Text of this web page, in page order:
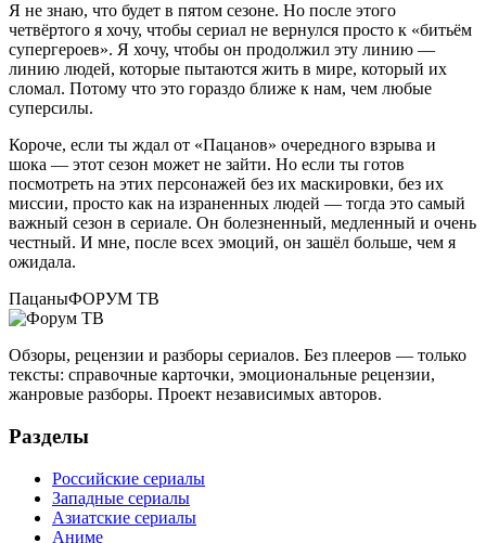
Я не знаю, что будет в пятом сезоне. Но после этого
четвёртого я хочу, чтобы сериал не вернулся просто к «битьём
супергероев». Я хочу, чтобы он продолжил эту линию —
линию людей, которые пытаются жить в мире, который их
сломал. Потому что это гораздо ближе к нам, чем любые
суперсилы.
Короче, если ты ждал от «Пацанов» очередного взрыва и
шока — этот сезон может не зайти. Но если ты готов
посмотреть на этих персонажей без их маскировки, без их
миссии, просто как на израненных людей — тогда это самый
важный сезон в сериале. Он болезненный, медленный и очень
честный. И мне, после всех эмоций, он зашёл больше, чем я
ожидала.
ПацаныФОРУМ ТВ
Обзоры, рецензии и разборы сериалов. Без плееров — только
тексты: справочные карточки, эмоциональные рецензии,
жанровые разборы. Проект независимых авторов.
Разделы
Российские сериалы
Западные сериалы
Азиатские сериалы
Аниме